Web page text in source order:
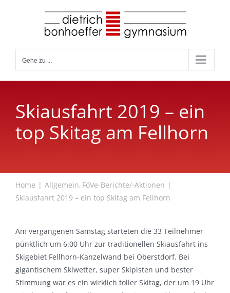
Gehe zu ...
Skiausfahrt 2019 – ein
top Skitag am Fellhorn
Home Allgemein FöVe-Berichte/-Aktionen
Skiausfahrt 2019 – ein top Skitag am Fellhorn
Am vergangenen Samstag starteten die 33 Teilnehmer
pünktlich um 6:00 Uhr zur traditionellen Skiausfahrt ins
Skigebiet Fellhorn-Kanzelwand bei Oberstdorf. Bei
gigantischem Skiwetter, super Skipisten und bester
Stimmung war es ein wirklich toller Skitag, der um 19 Uhr